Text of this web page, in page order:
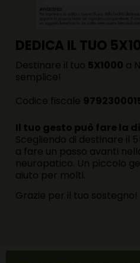
DEDICA IL TUO
Destinare il tuo 5X1000 a
semplice!
Codice fiscale
Il tuo gesto può fare la
Scegliendo di destinare il
a fare un passo avanti
neuropatico. Un piccolo
aiuto per molti.
Grazie per il tuo sostegno!